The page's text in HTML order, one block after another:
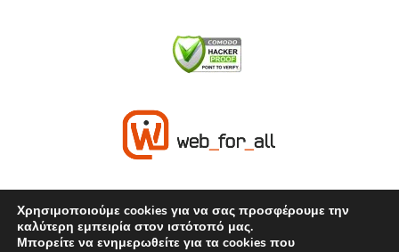
Έχετε απορίες; Είμαστε στη διάθεσή
Χρησιμοποιούμε cookies για να σας προσφέρουμε την
καλύτερη εμπειρία στον ιστότοπό μας.
Μπορείτε να ενημερωθείτε για τα cookies που